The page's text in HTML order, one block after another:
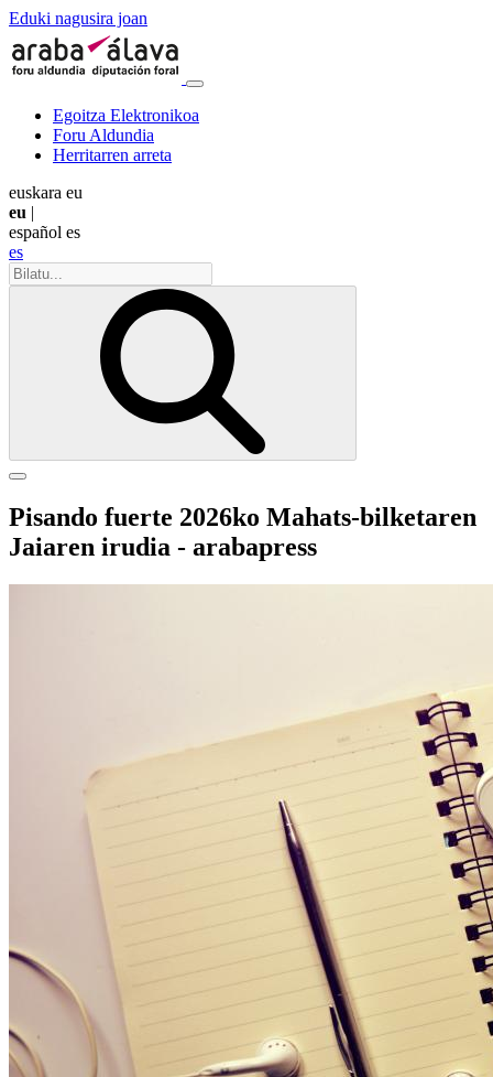
Eduki nagusira joan
Egoitza Elektronikoa
Foru Aldundia
Herritarren arreta
euskara eu
eu |
español es
es
Pisando fuerte 2026ko Mahats-bilketaren
Jaiaren irudia - arabapress